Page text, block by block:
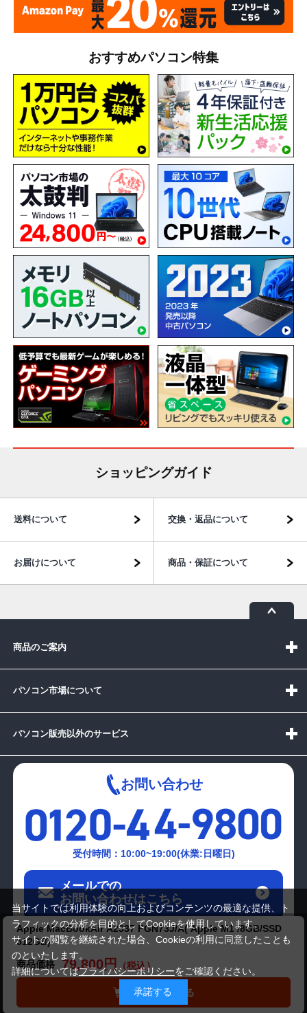
Apple MacBookAir A2337 FGN73J/A( Apple M1 /8GB/SSD
512GB)
商品価格 79,800円
カートに入れる
おすすめパソコン特集
ショッピングガイド
送料について 交換・返品について
お届けについて 商品・保証について
商品のご案内
パソコン市場について
パソコン販売以外のサービス
お問い合わせ
受付時間：10:00~19:00(休業:日曜日)
メールでの
お問い合わせはこちら
Copyright(c)2024 mediator Co., Ltd. ALL Rights Reserved
当サイトでは利用体験の向上およびコンテンツの最適な提供、ト
ラフィックの分析を目的としてCookieを使用しています。
サイトの閲覧を継続された場合、Cookieの利用に同意したことも
のといたします。
詳細についてはプライバシーポリシーをご確認ください。
承諾する